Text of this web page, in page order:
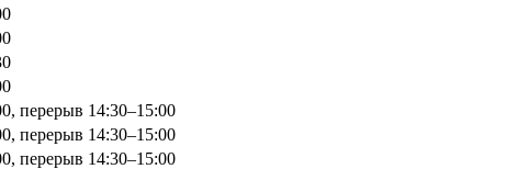
перерыв 14:30–15:00
перерыв 14:30–15:00
перерыв 14:30–15:00